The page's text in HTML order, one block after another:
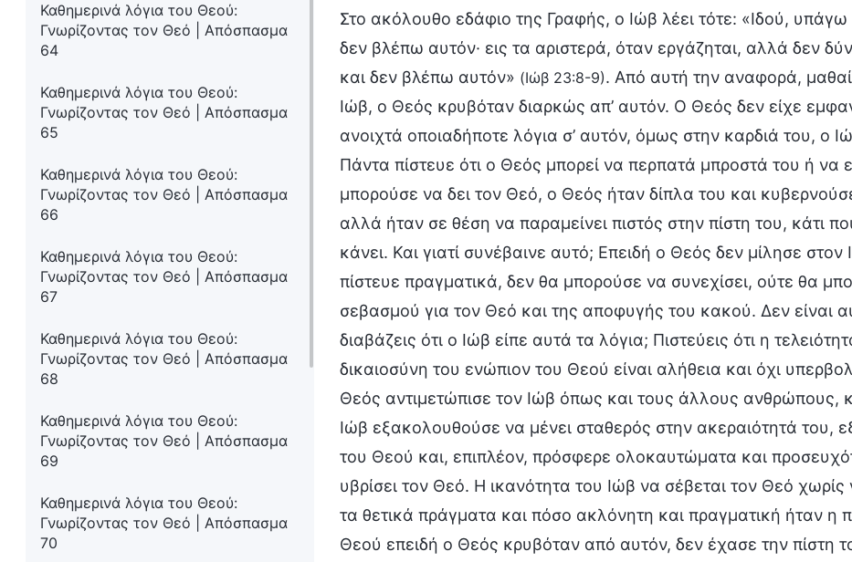
Καθημερινά λόγια του Θεού:
Γνωρίζοντας τον Θεό | Απόσπασμα
64
Καθημερινά λόγια του Θεού:
Γνωρίζοντας τον Θεό | Απόσπασμα
65
Καθημερινά λόγια του Θεού:
Γνωρίζοντας τον Θεό | Απόσπασμα
66
Καθημερινά λόγια του Θεού:
Γνωρίζοντας τον Θεό | Απόσπασμα
67
Καθημερινά λόγια του Θεού:
Γνωρίζοντας τον Θεό | Απόσπασμα
68
Καθημερινά λόγια του Θεού:
Γνωρίζοντας τον Θεό | Απόσπασμα
69
Καθημερινά λόγια του Θεού:
Γνωρίζοντας τον Θεό | Απόσπασμα
70
Στο ακόλουθο εδάφιο της Γραφής, ο Ιώβ λέει τότε: «Ιδού,
δεν βλέπω αυτόν· εις τα αριστερά, όταν εργάζηται, αλλά δεν
και δεν βλέπω αυτόν» (Ιώβ 23:8-9). Από αυτή την αναφορά,
Ιώβ, ο Θεός κρυβόταν διαρκώς απ’ αυτόν. Ο Θεός δεν είχε
ανοιχτά οποιαδήποτε λόγια σ’ αυτόν, όμως στην καρδιά του, ο
Πάντα πίστευε ότι ο Θεός μπορεί να περπατά μπροστά του ή να
μπορούσε να δει τον Θεό, ο Θεός ήταν δίπλα του και
αλλά ήταν σε θέση να παραμείνει πιστός στην πίστη του, κάτι
κάνει. Και γιατί συνέβαινε αυτό; Επειδή ο Θεός δεν μίλησε
πίστευε πραγματικά, δεν θα μπορούσε να συνεχίσει, ούτε θα
σεβασμού για τον Θεό και της αποφυγής του κακού. Δεν είναι
διαβάζεις ότι ο Ιώβ είπε αυτά τα λόγια; Πιστεύεις ότι η
δικαιοσύνη του ενώπιον του Θεού είναι αλήθεια και όχι
Θεός αντιμετώπισε τον Ιώβ όπως και τους άλλους ανθρώπους,
Ιώβ εξακολουθούσε να μένει σταθερός στην ακεραιότητά του,
του Θεού και, επιπλέον, πρόσφερε ολοκαυτώματα και
υβρίσει τον Θεό. Η ικανότητα του Ιώβ να σέβεται τον Θεό
τα θετικά πράγματα και πόσο ακλόνητη και πραγματική ήταν η
Θεού επειδή ο Θεός κρυβόταν από αυτόν, δεν έχασε την πίστη